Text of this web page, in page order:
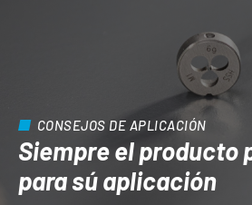
CONSEJOS DE APLICACIÓN
Siempre el producto
para sú aplicación